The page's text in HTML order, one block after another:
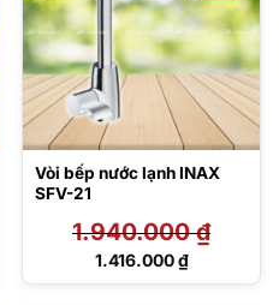
Vòi bếp nước lạnh INAX
SFV-21
1.940.000₫
Giá
1.416.000₫
Giá